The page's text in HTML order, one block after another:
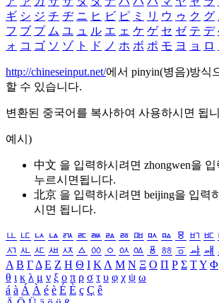
ギ シ ジ チ ヂ ニ ヒ ビ ピ ミ リ ウ ゥ ク グ
フ ブ プ ム ユ ュ ル エ ェ ケ ゲ セ ゼ テ デ
ォ コ ゴ ソ ゾ ト ド ノ ホ ボ ポ モ ヨ ョ ロ
http://chineseinput.net/에서 pinyin(병음)방식
할 수 있습니다.
변환된 중국어를 복사하여 사용하시면 됩
예시)
中文 을 입력하시려면 zhongwen을 입
누르시면됩니다.
北京 을 입력하시려면 beijing을 입력
시면 됩니다.
ㅥ ㅦ ㅧ ㅨ ㅩ ㅪ ㅫ ㅬ ㅭ ㅮ ㅯ ㅰ ㅱ ㅲ ㅳ
ㅺ ㅻ ㅼ ㅽ ㅾ ㅿ ㆀ ㆁ ㆂ ㆃ ㆄ ㆅ ㆆ ㆇ ㆈ
Α Β ΓΔ Ε Ζ Η Θ Ι ΚΛ Μ Ν Ξ Ο Π Ρ Σ ΤΥ Φ
θ ι κ λ μ ν ξ ο π ρ σ τ υ φ χ ψ ω
á à Á À é è É È ç Ç ê